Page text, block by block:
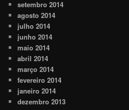
setembro 2014
agosto 2014
julho 2014
junho 2014
maio 2014
abril 2014
março 2014
fevereiro 2014
janeiro 2014
dezembro 2013